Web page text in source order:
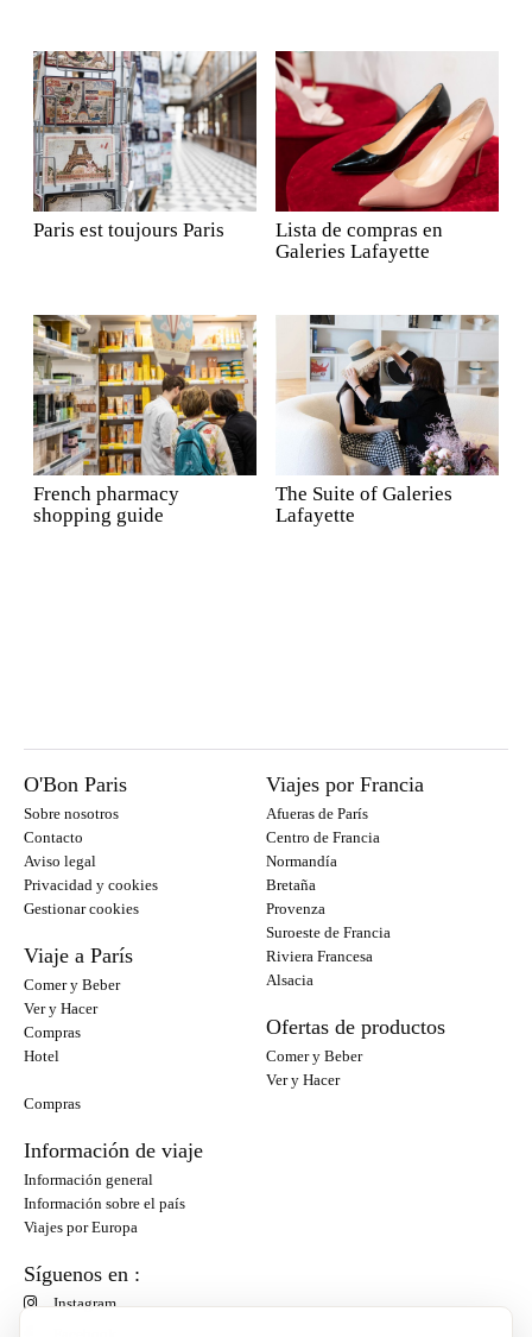
Paris est toujours Paris
Lista de compras en
Galeries Lafayette
French pharmacy
shopping guide
The Suite of Galeries
Lafayette
O'Bon Paris
Sobre nosotros
Contacto
Aviso legal
Privacidad y cookies
Gestionar cookies
Viaje a París
Comer y Beber
Ver y Hacer
Compras
Hotel
Viajes por Francia
Afueras de París
Centro de Francia
Normandía
Bretaña
Provenza
Suroeste de Francia
Riviera Francesa
Alsacia
Ofertas de productos
Comer y Beber
Ver y Hacer
Compras
Información de viaje
Información general
Información sobre el país
Viajes por Europa
Síguenos en :
Instagram